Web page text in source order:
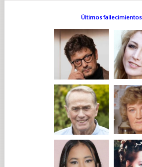
Últimos fallecimientos